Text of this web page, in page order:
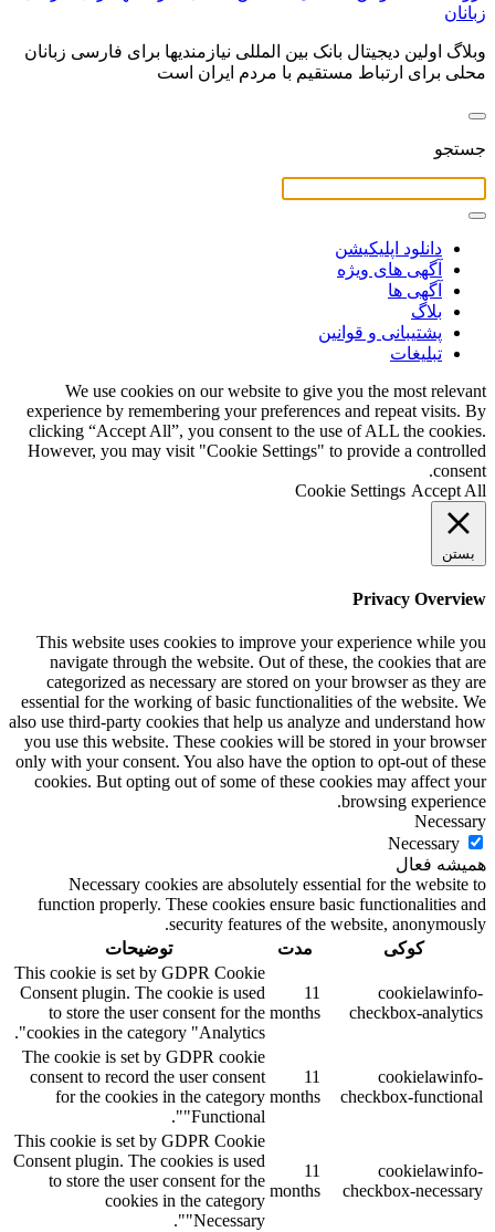
زبانان
وبلاگ اولین دیجیتال بانک بین المللی نیازمندیها برای فارسی زبانان
محلی برای ارتباط مستقیم با مردم ایران است
جستجو
دانلود اپلیکیشن
آگهی های ویژه
آگهی ها
بلاگ
پشتیبانی و قوانین
تبلیغات
We use cookies on our website to give you the most relevant
experience by remembering your preferences and repeat visits. By
clicking “Accept All”, you consent to the use of ALL the cookies.
However, you may visit "Cookie Settings" to provide a controlled
consent.
Cookie Settings Accept All
بستن
Privacy Overview
This website uses cookies to improve your experience while you
navigate through the website. Out of these, the cookies that are
categorized as necessary are stored on your browser as they are
essential for the working of basic functionalities of the website. We
also use third-party cookies that help us analyze and understand how
you use this website. These cookies will be stored in your browser
only with your consent. You also have the option to opt-out of these
cookies. But opting out of some of these cookies may affect your
browsing experience.
Necessary
Necessary
همیشه فعال
Necessary cookies are absolutely essential for the website to
function properly. These cookies ensure basic functionalities and
security features of the website, anonymously.
کوکی
مدت توضیحات
cookielawinfo-
checkbox-analytics
11
months
This cookie is set by GDPR Cookie
Consent plugin. The cookie is used
to store the user consent for the
cookies in the category "Analytics".
cookielawinfo-
checkbox-functional
11
months
The cookie is set by GDPR cookie
consent to record the user consent
for the cookies in the category
"Functional".
cookielawinfo-
checkbox-necessary
11
months
This cookie is set by GDPR Cookie
Consent plugin. The cookies is used
to store the user consent for the
cookies in the category
"Necessary".